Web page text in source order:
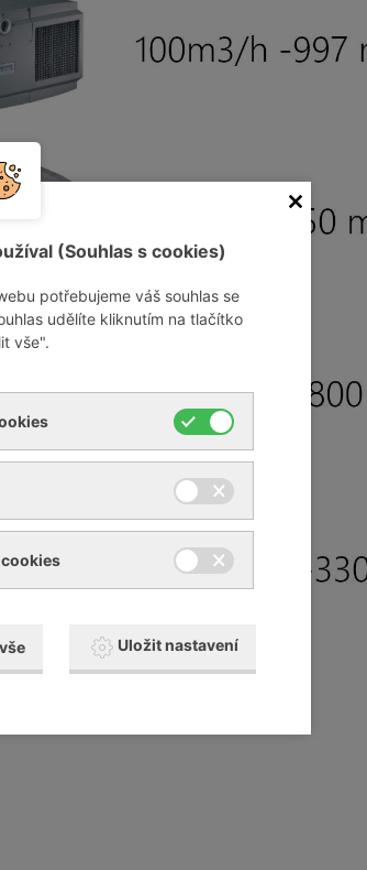
(Souhlas s cookies)
potřebujeme váš souhlas se
udělíte kliknutím na tlačítko
vše".
Uložit nastavení